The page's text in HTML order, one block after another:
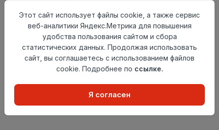
Осталось26 шт
Добавить в корзину
Внимание! Внешний вид товара может отличаться от
представленного на настоящем сайте. Проверяйте
в момент приобретения товара.
Этот сайт использует файлы cookie, а также сервис
веб-аналитики Яндекс.Метрика для повышения
удобства пользования сайтом и сбора
статистических данных. Продолжая использовать
сайт, вы соглашаетесь с использованием файлов
cookie. Подробнее по ссылке.
Я согласен